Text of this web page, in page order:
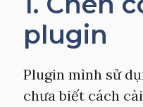
plugin
Plugin mình sử
chưa biết cách